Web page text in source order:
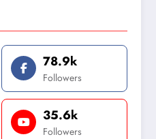
78.9k
Followers
35.6k
Followers